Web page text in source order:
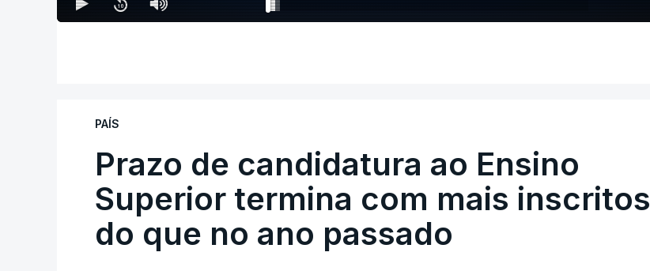
PAÍS
Prazo de candidatura ao Ensino
Superior termina com mais inscritos
do que no ano passado